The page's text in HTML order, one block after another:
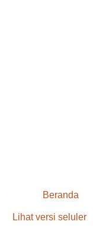
Beranda
Lihat versi seluler